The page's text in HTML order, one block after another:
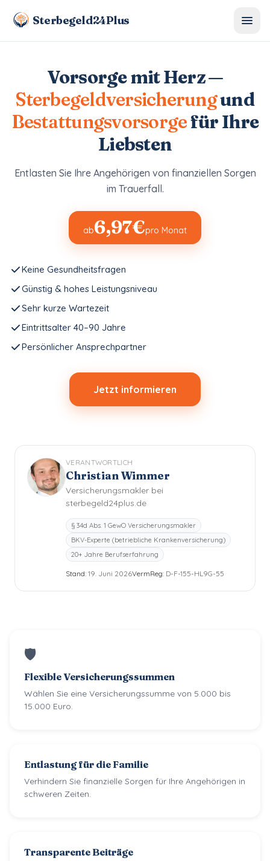
Sterbegeld24Plus
Vorsorge mit Herz —
Sterbegeldversicherungund
Bestattungsvorsorgefür Ihre
Liebsten
Entlasten Sie Ihre Angehörigen von finanziellen Sorgen
im Trauerfall.
ab6,97€pro Monat
Keine Gesundheitsfragen
Günstig & hohes Leistungsniveau
Sehr kurze Wartezeit
Eintrittsalter 40–90 Jahre
Persönlicher Ansprechpartner
Jetzt informieren
VERANTWORTLICH
Christian Wimmer
Versicherungsmakler bei
sterbegeld24plus.de
§ 34d Abs. 1 GewO Versicherungsmakler
BKV-Experte (betriebliche Krankenversicherung)
20+ Jahre Berufserfahrung
Stand: 19. Juni 2026VermReg: D-F-155-HL9G-55
🛡
Flexible Versicherungssummen
Wählen Sie eine Versicherungssumme von 5.000 bis
15.000 Euro.
Entlastung für die Familie
Verhindern Sie finanzielle Sorgen für Ihre Angehörigen in
schweren Zeiten.
Transparente Beiträge